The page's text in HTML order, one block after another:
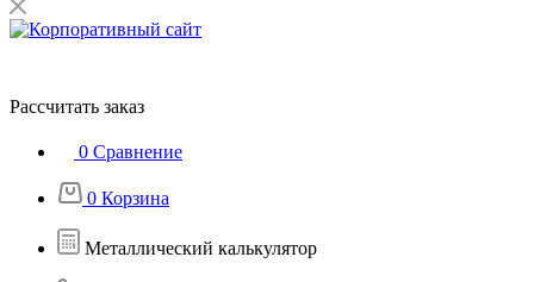
Рассчитать заказ
0 Сравнение
0 Корзина
Металлический калькулятор